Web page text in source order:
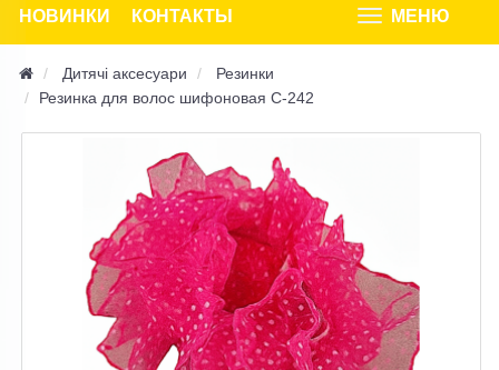
НОВИНКИ КОНТАКТЫ МЕНЮ
Дитячі аксесуари
Резинки
Резинка для волос шифоновая C-242